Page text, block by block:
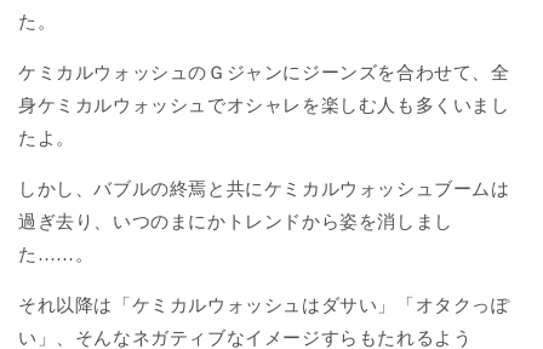
た。
ケミカルウォッシュのＧジャンにジーンズを合わせて、全
身ケミカルウォッシュでオシャレを楽しむ人も多くいまし
たよ。
しかし、バブルの終焉と共にケミカルウォッシュブームは
過ぎ去り、いつのまにかトレンドから姿を消しまし
た…… 。
それ以降は「ケミカルウォッシュはダサい」「オタクっぽ
い」、そんなネガティブなイメージすらもたれるよう